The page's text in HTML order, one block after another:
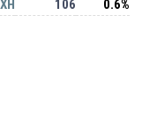
106 0.6%